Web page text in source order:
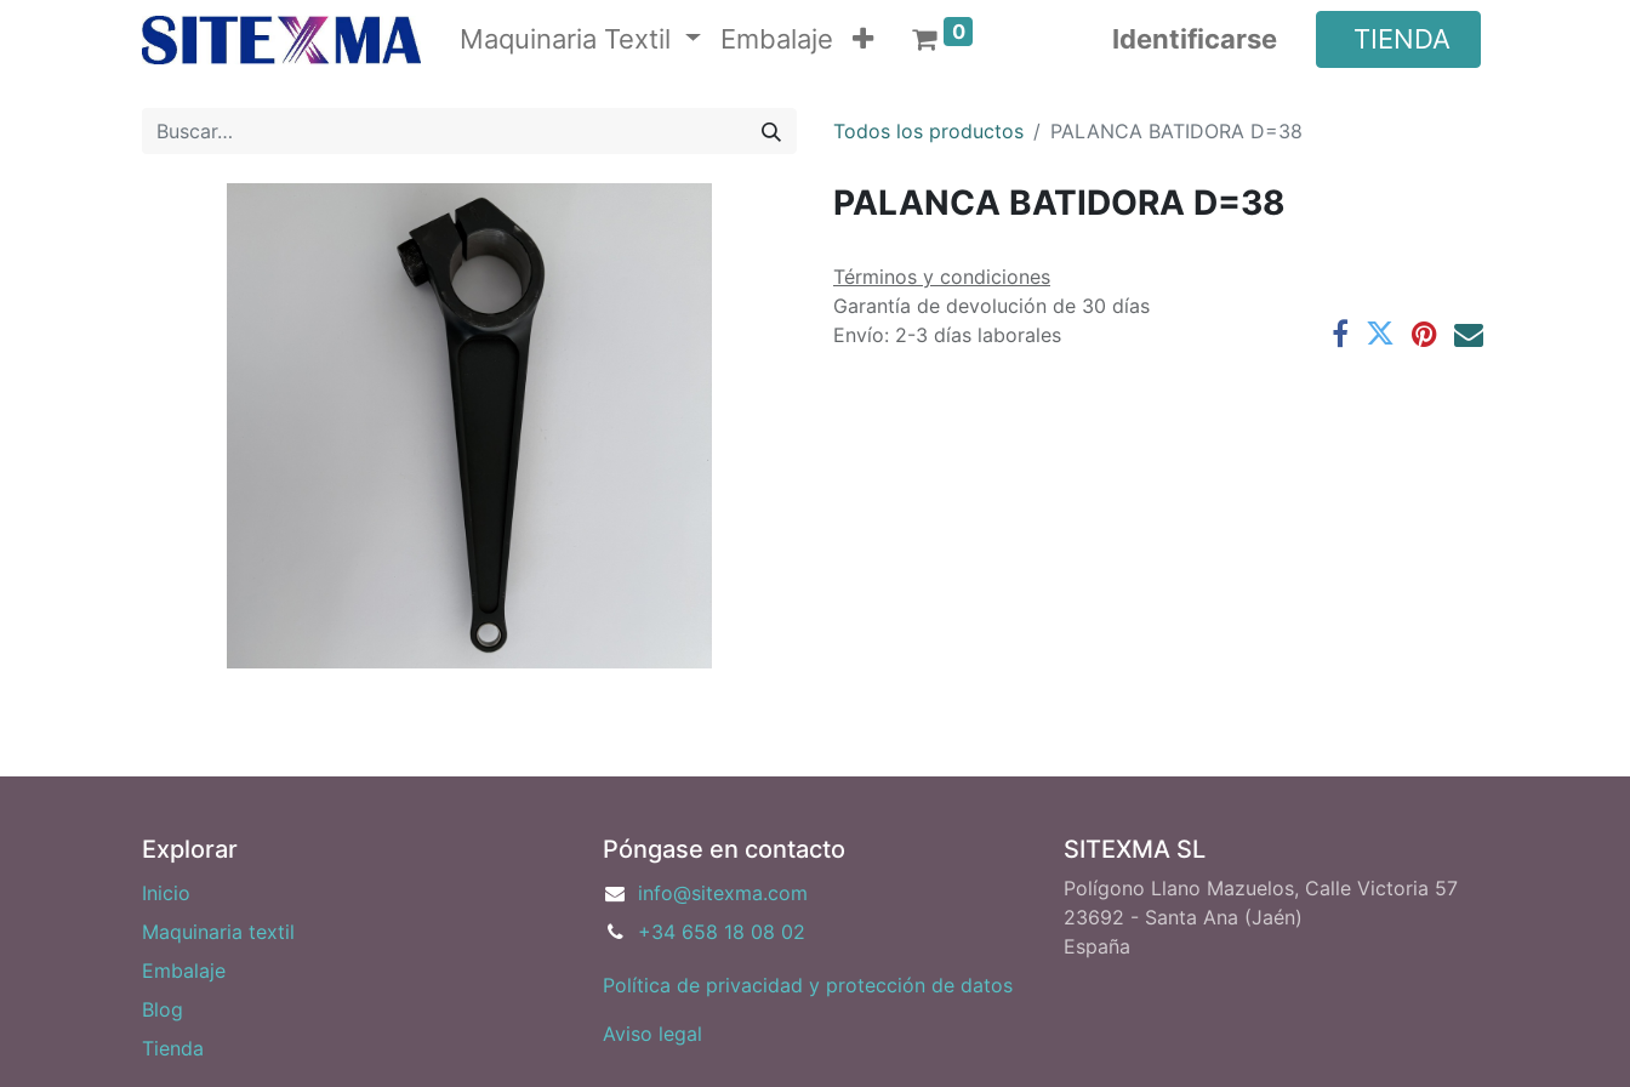
Maquinaria Textil Embalaje 0 Identificarse TIENDA
Todos los productos PALANCA BATIDORA D=38
PALANCA BATIDORA D=38
Términos y condiciones
Garantía de devolución de 30 días
Envío: 2-3 días laborales
Explorar
Inicio
Maquinaria textil
Embalaje
Blog
Tienda
Póngase en contacto
info@sitexma.com
+34 658 18 08 02
Política de privacidad y protección de datos
Aviso legal
SITEXMA SL
Polígono Llano Mazuelos, Calle Victoria 57
23692 - Santa Ana (Jaén)
España